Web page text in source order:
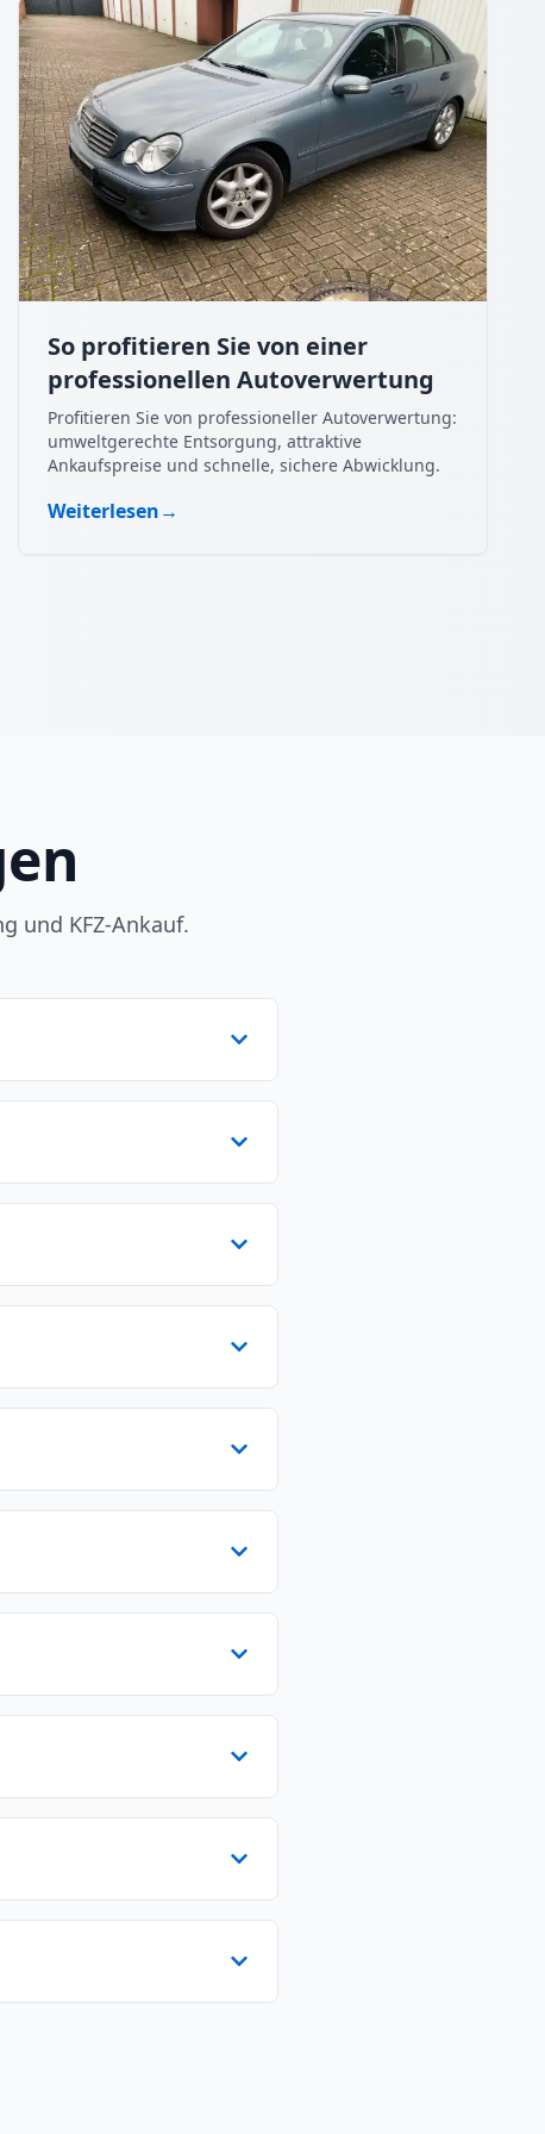
So profitieren Sie von einer
professionellen Autoverwertung
Profitieren Sie von professioneller Autoverwertung:
umweltgerechte Entsorgung, attraktive
Ankaufspreise und schnelle, sichere Abwicklung.
Weiterlesen→
und KFZ-Ankauf.